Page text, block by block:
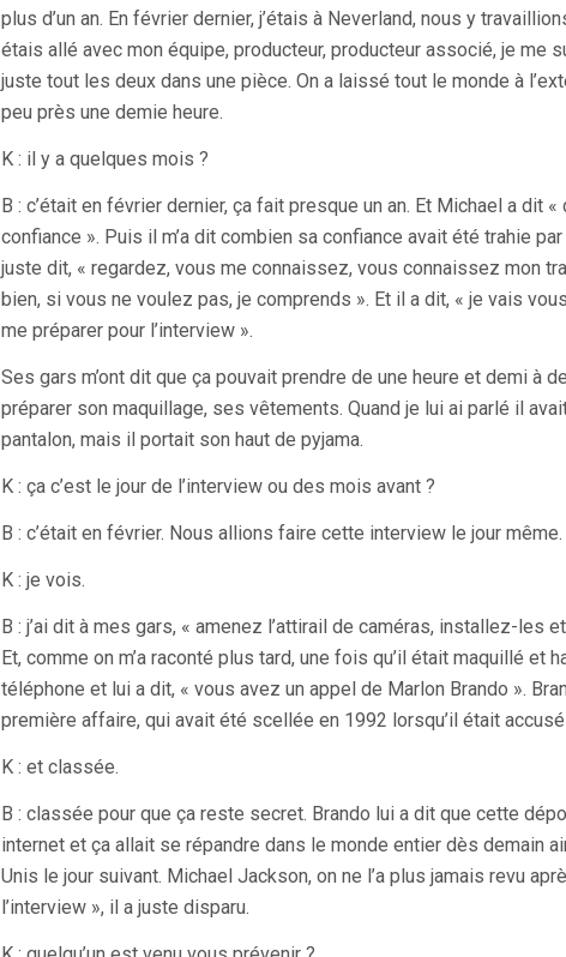
plus d’un an. En février dernier, j’étais à Neverland, nous y
étais allé avec mon équipe, producteur, producteur associé, je me
juste tout les deux dans une pièce. On a laissé tout le monde à
peu près une demie heure.
K : il y a quelques mois ?
B : c’était en février dernier, ça fait presque un an. Et Michael a dit
confiance ». Puis il m’a dit combien sa confiance avait été trahie
juste dit, « regardez, vous me connaissez, vous connaissez mon
bien, si vous ne voulez pas, je comprends ». Et il a dit, « je vais
me préparer pour l’interview ».
Ses gars m’ont dit que ça pouvait prendre de une heure et demi à
préparer son maquillage, ses vêtements. Quand je lui ai parlé il
pantalon, mais il portait son haut de pyjama.
K : ça c’est le jour de l’interview ou des mois avant ?
B : c’était en février. Nous allions faire cette interview le jour même.
K : je vois.
B : j’ai dit à mes gars, « amenez l’attirail de caméras, installez-les
Et, comme on m’a raconté plus tard, une fois qu’il était maquillé et
téléphone et lui a dit, « vous avez un appel de Marlon Brando ».
première affaire, qui avait été scellée en 1992 lorsqu’il était
K : et classée.
B : classée pour que ça reste secret. Brando lui a dit que cette
internet et ça allait se répandre dans le monde entier dès demain
Unis le jour suivant. Michael Jackson, on ne l’a plus jamais revu
l’interview », il a juste disparu.